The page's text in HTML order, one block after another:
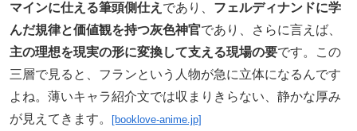
マインに仕える筆頭側仕え であり、 フェルディナンドに学
んだ規律と価値観を持つ灰色神官であり、さらに言えば、
主の理想を現実の形に変換して支える現場の要です。この
三層で見ると、フランという人物が急に立体になるんです
よね。薄いキャラ紹介文では収まりきらない、静かな厚み
が見えてきます。
[booklove-anime.jp]